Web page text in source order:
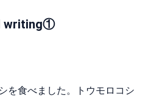
writing①
を食べました。トウモロコシ